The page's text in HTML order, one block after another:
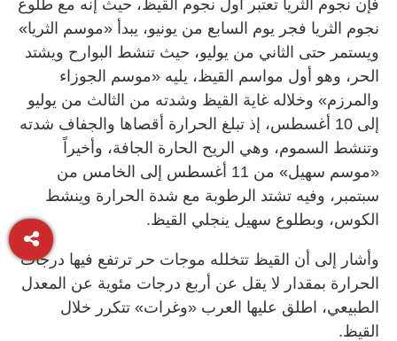
فإن نجوم الثريا تعتبر أول نجوم القيظ، حيث إنه مع طلوع
نجوم الثريا فجر يوم السابع من يونيو، يبدأ «موسم الثريا»
ويستمر حتى الثاني من يوليو، حيث تنشط البوارح ويشتد
الحر، وهو أول مواسم القيظ، يليه «موسم الجوزاء
والمرزم» وخلاله غاية القيظ وشدته من الثالث من يوليو
إلى 10 أغسطس، إذ تبلغ الحرارة أقصاها والجفاف شدته
وتنشط السموم، وهي الريح الحارة الجافة، وأخيراً
«موسم سهيل» من 11 أغسطس إلى الخامس من
سبتمبر، وفيه تشتد الرطوبة مع شدة الحرارة وينشط
الكوس، وبطلوع سهيل ينجلي القيظ.
وأشار إلى أن القيظ تتخلله موجات حر ترتفع فيها درجات
الحرارة بمقدار لا يقل عن أربع درجات مئوية عن المعدل
الطبيعي، اطلق عليها العرب «وغرات» تتكرر خلال
القيظ.